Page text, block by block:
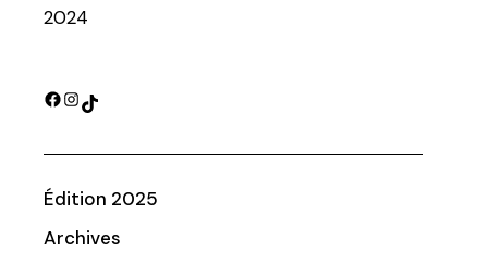
2024
Facebook
Instagram
TikTok
Édition 2025
Archives